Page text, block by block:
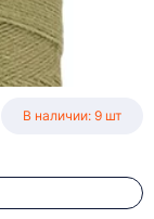
В наличии: 9 шт